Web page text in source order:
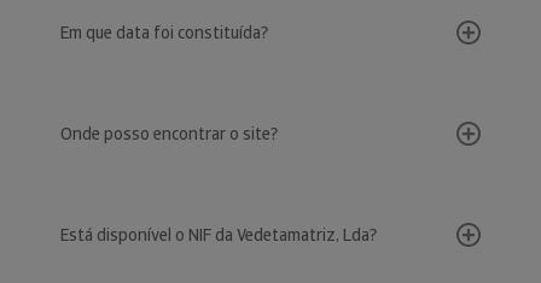
Em que data foi constituída?
Onde posso encontrar o site?
Está disponível o NIF da Vedetamatriz, Lda?